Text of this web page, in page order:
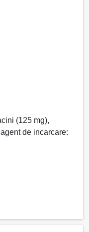
(125 mg),
de incarcare: